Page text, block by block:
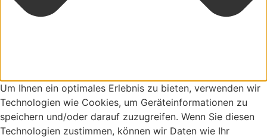
Um Ihnen ein optimales Erlebnis zu bieten, verwenden wir
Technologien wie Cookies, um Geräteinformationen zu
speichern und/oder darauf zuzugreifen. Wenn Sie diesen
Technologien zustimmen, können wir Daten wie Ihr